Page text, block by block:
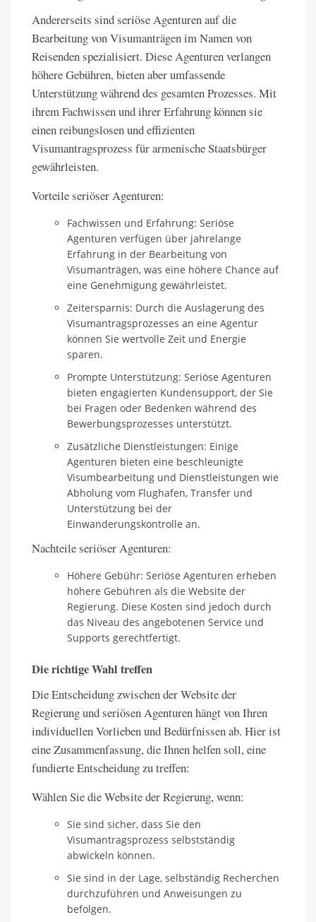
Andererseits sind seriöse Agenturen auf die
Bearbeitung von Visumanträgen im Namen von
Reisenden spezialisiert. Diese Agenturen verlangen
höhere Gebühren, bieten aber umfassende
Unterstützung während des gesamten Prozesses. Mit
ihrem Fachwissen und ihrer Erfahrung können sie
einen reibungslosen und effizienten
Visumantragsprozess für armenische Staatsbürger
gewährleisten.
Vorteile seriöser Agenturen:
Fachwissen und Erfahrung: Seriöse
Agenturen verfügen über jahrelange
Erfahrung in der Bearbeitung von
Visumanträgen, was eine höhere Chance auf
eine Genehmigung gewährleistet.
Zeitersparnis: Durch die Auslagerung des
Visumantragsprozesses an eine Agentur
können Sie wertvolle Zeit und Energie
sparen.
Prompte Unterstützung: Seriöse Agenturen
bieten engagierten Kundensupport, der Sie
bei Fragen oder Bedenken während des
Bewerbungsprozesses unterstützt.
Zusätzliche Dienstleistungen: Einige
Agenturen bieten eine beschleunigte
Visumbearbeitung und Dienstleistungen wie
Abholung vom Flughafen, Transfer und
Unterstützung bei der
Einwanderungskontrolle an.
Nachteile seriöser Agenturen:
Höhere Gebühr: Seriöse Agenturen erheben
höhere Gebühren als die Website der
Regierung. Diese Kosten sind jedoch durch
das Niveau des angebotenen Service und
Supports gerechtfertigt.
Die richtige Wahl treffen
Die Entscheidung zwischen der Website der
Regierung und seriösen Agenturen hängt von Ihren
individuellen Vorlieben und Bedürfnissen ab. Hier ist
eine Zusammenfassung, die Ihnen helfen soll, eine
fundierte Entscheidung zu treffen:
Wählen Sie die Website der Regierung, wenn:
Sie sind sicher, dass Sie den
Visumantragsprozess selbstständig
abwickeln können.
Sie sind in der Lage, selbständig Recherchen
durchzuführen und Anweisungen zu
befolgen.